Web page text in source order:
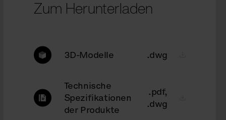
Zum Herunterladen
3D-Modelle .dwg
Technische
Spezifikationen
der Produkte
.pdf,
.dwg